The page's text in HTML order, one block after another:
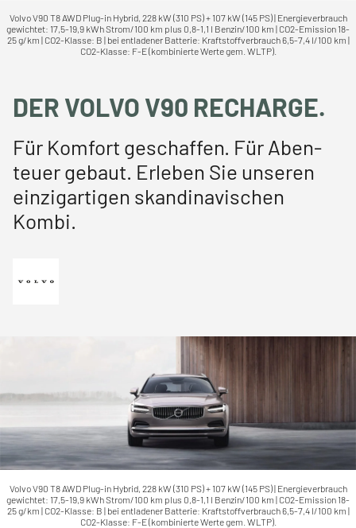
Volvo V90 T8 AWD Plug-in Hybrid, 228 kW (310 PS) + 107 kW (145 PS) | Energieverbrauch
gewichtet: 17,5-19,9 kWh Strom/100 km plus 0,8-1,1 l Benzin/100 km | CO2-Emission 18-
25 g/km | CO2-Klasse: B | bei entladener Batterie: Kraftstoffverbrauch 6,5-7,4 l/100 km |
CO2-Klasse: F-E (kombinierte Werte gem. WLTP).
DER VOLVO V90 RECHARGE.
Für Komfort geschaffen. Für Aben­
teuer gebaut. Erleben Sie unseren
einzigartigen skandina­vischen
Kombi.
Volvo V90 T8 AWD Plug-in Hybrid, 228 kW (310 PS) + 107 kW (145 PS) | Energieverbrauch
gewichtet: 17,5-19,9 kWh Strom/100 km plus 0,8-1,1 l Benzin/100 km | CO2-Emission 18-
25 g/km | CO2-Klasse: B | bei entladener Batterie: Kraftstoffverbrauch 6,5-7,4 l/100 km |
CO2-Klasse: F-E (kombinierte Werte gem. WLTP).